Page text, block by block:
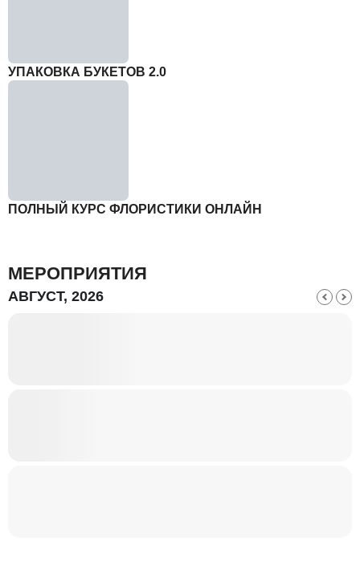
УПАКОВКА БУКЕТОВ 2.0
ПОЛНЫЙ КУРС ФЛОРИСТИКИ ОНЛАЙН
МЕРОПРИЯТИЯ
АВГУСТ, 2026